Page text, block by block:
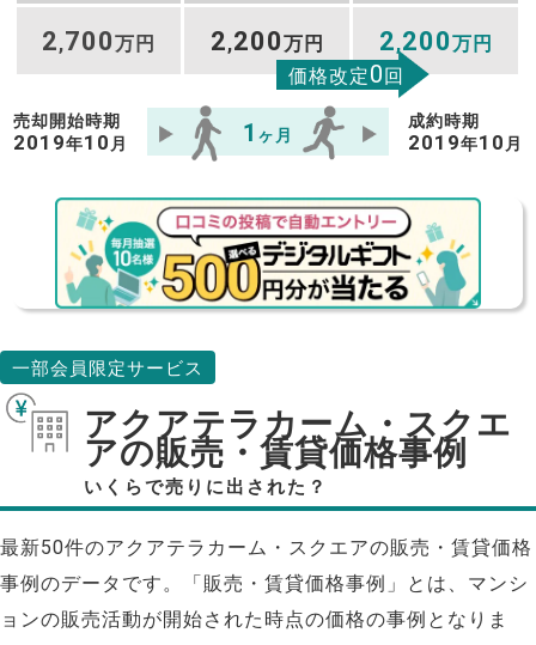
2,700万円 2,200万円 2,200万円
価格改定0回
売却開始時期
2019年10 月 1 ヶ月
成約時期
2019年10 月
一部会員限定サービス
アクアテラカーム・スクエ
アの販売・賃貸価格事例
いくらで売りに出された？
最新50件のアクアテラカーム・スクエアの販売・賃貸価格
事例のデータです。「販売・賃貸価格事例」とは、マンシ
ョンの販売活動が開始された時点の価格の事例となりま